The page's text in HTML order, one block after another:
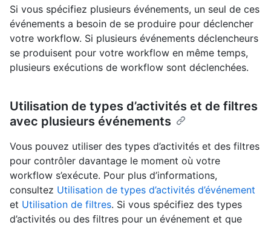
Si vous spécifiez plusieurs événements, un seul de ces
événements a besoin de se produire pour déclencher
votre workflow. Si plusieurs événements déclencheurs
se produisent pour votre workflow en même temps,
plusieurs exécutions de workflow sont déclenchées.
Utilisation de types d’activités et de filtres
avec plusieurs événements
Vous pouvez utiliser des types d’activités et des filtres
pour contrôler davantage le moment où votre
workflow s’exécute. Pour plus d’informations,
consultez Utilisation de types d’activités d’événement
et Utilisation de filtres. Si vous spécifiez des types
d’activités ou des filtres pour un événement et que